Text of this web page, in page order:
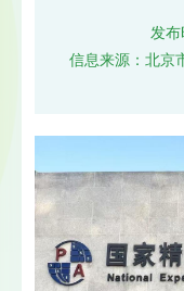
发
信息来源：北京